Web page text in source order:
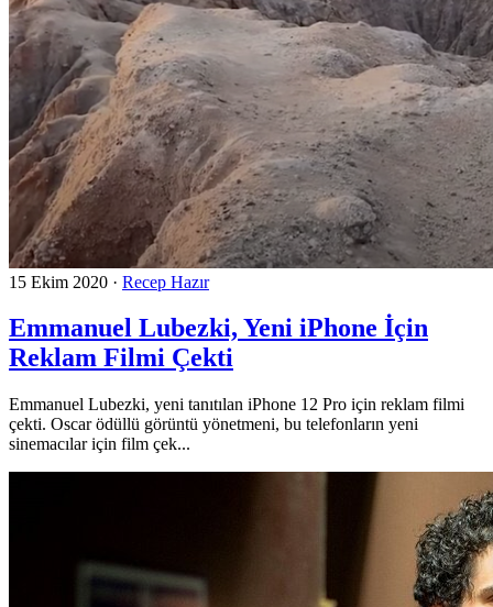
15 Ekim 2020 · Recep Hazır
Emmanuel Lubezki, Yeni iPhone İçin
Reklam Filmi Çekti
Emmanuel Lubezki, yeni tanıtılan iPhone 12 Pro için reklam filmi
çekti. Oscar ödüllü görüntü yönetmeni, bu telefonların yeni
sinemacılar için film çek...